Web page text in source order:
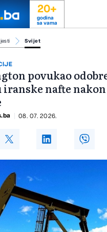
20+
godina
sa vama
Svijet
povukao
nafte nakon
08. 07. 2026.